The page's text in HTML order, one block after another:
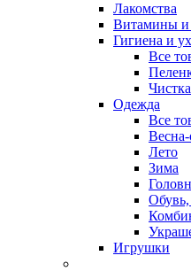
Лакомства
Витамины и
Гигиена и
Все
Одежда
Все
Весна-
Лето
Зима
Игрушки